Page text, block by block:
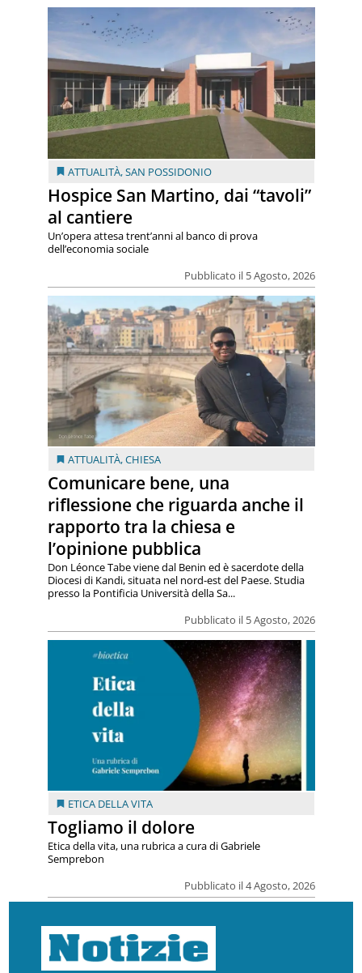
ATTUALITÀ,SAN POSSIDONIO
Hospice San Martino, dai “tavoli”
al cantiere
Pubblicato il 5 Agosto, 2026
Un’opera attesa trent’anni al banco di prova
dell’economia sociale
ATTUALITÀ,CHIESA
Comunicare bene, una
riflessione che riguarda anche il
rapporto tra la chiesa e
l’opinione pubblica
Pubblicato il 5 Agosto, 2026
Don Léonce Tabe viene dal Benin ed è sacerdote della
Diocesi di Kandi, situata nel nord-est del Paese. Studia
presso la Pontificia Università della Sa...
ETICA DELLA VITA
Togliamo il dolore
Pubblicato il 4 Agosto, 2026
Etica della vita, una rubrica a cura di Gabriele
Semprebon